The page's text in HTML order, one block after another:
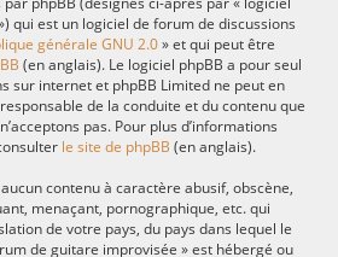
qui est un logiciel de forum de discussions
générale GNU 2.0» et qui peut être
(en anglais). Le logiciel phpBB a pour seul
sur internet et phpBB Limited ne peut en
de la conduite et du contenu que
pas. Pour plus d’informations
le site de phpBB (en anglais).
contenu à caractère abusif, obscène,
menaçant, pornographique, etc. qui
de votre pays, du pays dans lequel le
de guitare improvisée » est hébergé ou